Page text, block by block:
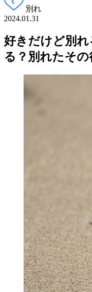
別れ
2024.01.31
好きだけど別
る？別れたそ